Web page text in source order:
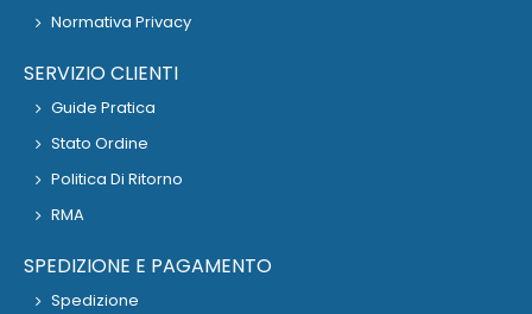
Normativa Privacy
SERVIZIO CLIENTI
Guide Pratica
Stato Ordine
Politica Di Ritorno
RMA
SPEDIZIONE E PAGAMENTO
Spedizione